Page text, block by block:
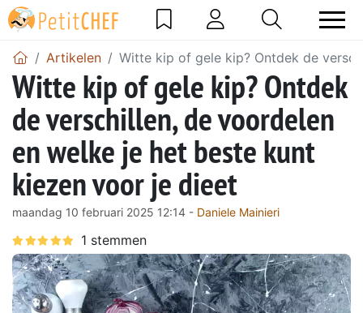
Artikelen Witte kip of gele kip? Ontdek de
Witte kip of gele kip? Ontdek
de verschillen, de voordelen
en welke je het beste kunt
kiezen voor je dieet
maandag 10 februari 2025 12:14 - Daniele Mainieri